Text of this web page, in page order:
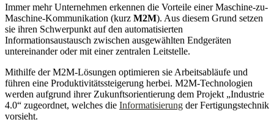
Immer mehr Unternehmen erkennen die Vorteile einer Maschine-zu-
Maschine-Kommunikation (kurz M2M). Aus diesem Grund setzen
sie ihren Schwerpunkt auf den automatisierten
Informationsaustausch zwischen ausgewählten Endgeräten
untereinander oder mit einer zentralen Leitstelle.
Mithilfe der M2M-Lösungen optimieren sie Arbeitsabläufe und
führen eine Produktivitätssteigerung herbei. M2M-Technologien
werden aufgrund ihrer Zukunftsorientierung dem Projekt „Industrie
4.0“ zugeordnet, welches die Informatisierung der Fertigungstechnik
vorsieht.